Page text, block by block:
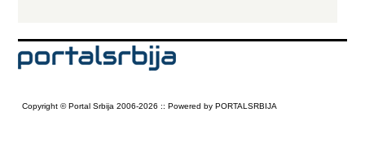
Copyright © Portal Srbija 2006-2026 :: Powered by PORTALSRBIJA